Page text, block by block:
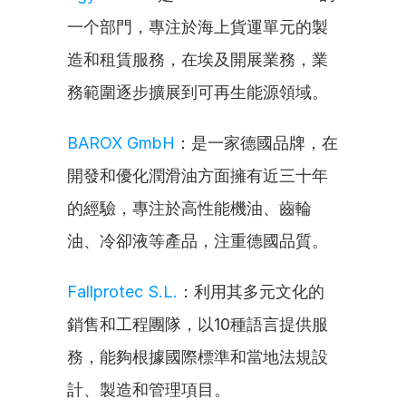
一个部門，專注於海上貨運單元的製
造和租賃服務，在埃及開展業務，業
務範圍逐步擴展到可再生能源領域。
BAROX GmbH ：是一家德國品牌，在
開發和優化潤滑油方面擁有近三十年
的經驗，專注於高性能機油、齒輪
油、冷卻液等產品，注重德國品質。
Fallprotec S.L. ：利用其多元文化的
銷售和工程團隊，以10種語言提供服
務，能夠根據國際標準和當地法規設
計、製造和管理項目。